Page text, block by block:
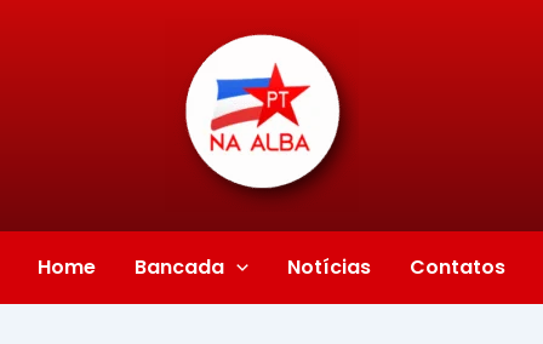
Home Bancada Notícias Contatos